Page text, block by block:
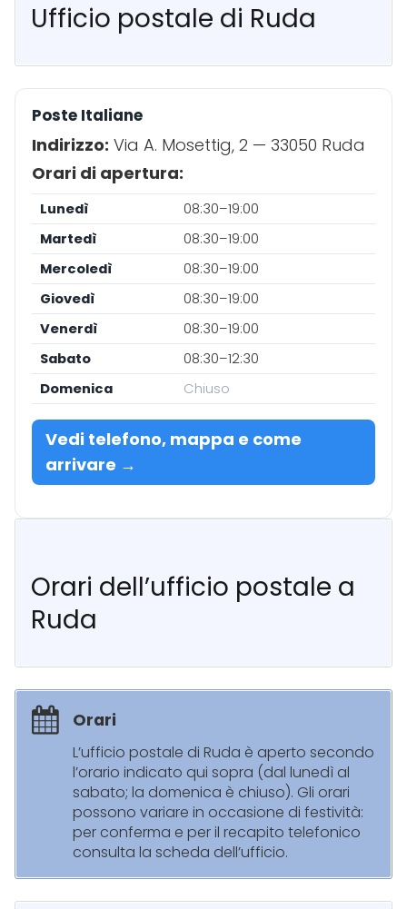
Ufficio postale di Ruda
Poste Italiane
Indirizzo: Via A. Mosettig, 2 — 33050 Ruda
Orari di apertura:
Lunedì
08:30–19:00
Martedì
08:30–19:00
Mercoledì
08:30–19:00
Giovedì
08:30–19:00
Venerdì
08:30–19:00
Sabato
08:30–12:30
Domenica
Chiuso
Vedi telefono, mappa e come
arrivare →
Orari dell’ufficio postale a
Ruda
Orari
L’ufficio postale di Ruda è aperto secondo
l’orario indicato qui sopra (dal lunedì al
sabato; la domenica è chiuso). Gli orari
possono variare in occasione di festività:
per conferma e per il recapito telefonico
consulta la scheda dell’ufficio.